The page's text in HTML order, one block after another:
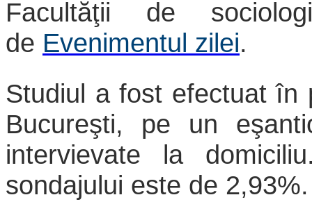
Facultăţii de
de Evenimentul zilei.
Studiul a fost efectuat în
Bucureşti, pe un
intervievate la
sondajului este de 2,93%.